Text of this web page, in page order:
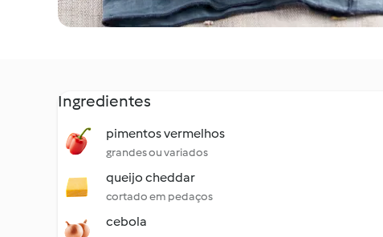
Ingredientes
pimentos vermelhos
grandes ou variados
queijo cheddar
cortado em pedaços
cebola